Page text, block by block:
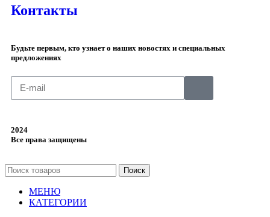
Контакты
Будьте первым, кто узнает о наших новостях и специальных
предложениях
2024
Все права защищены
Поиск
МЕНЮ
КАТЕГОРИИ